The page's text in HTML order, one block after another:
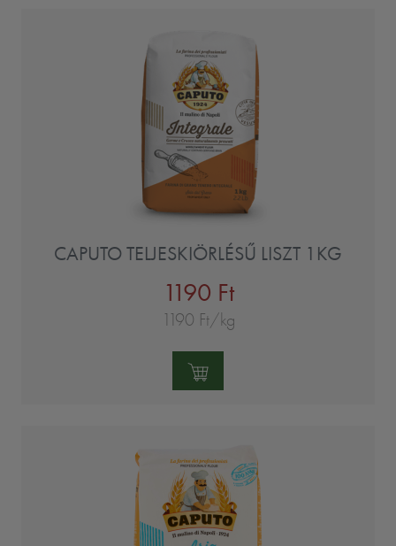
CAPUTO TELJESKIÖRLÉSŰ LISZT 1KG
1190 Ft
1190 Ft/kg
Mennyiség: